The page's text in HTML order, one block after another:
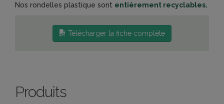
Nos rondelles plastique sont entièrement recyclables.
Télécharger la fiche complète
Produits